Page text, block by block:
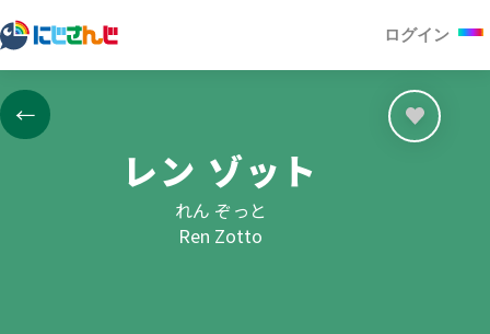
ログイン
←
レン ゾット
れん ぞっと
Ren Zotto